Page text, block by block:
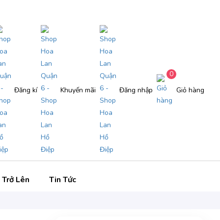
Đăng kí Khuyến mãi Đăng nhập
0
Giỏ hàng
Lên Tin Tức